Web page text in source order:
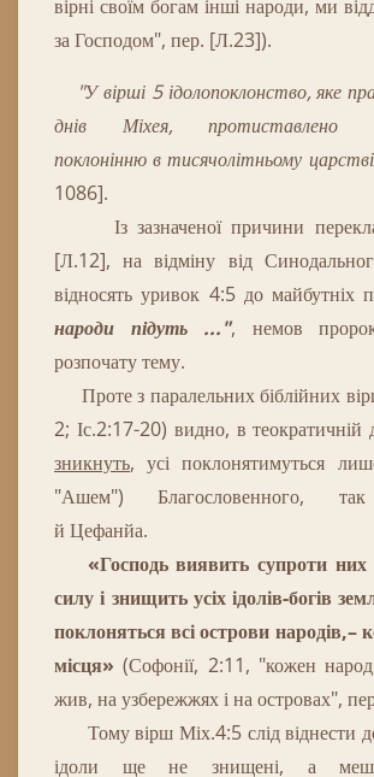
вірні своїм богам інші народи, ми
за Господом", пер. [Л.23]).
"У вірші 5 ідолопоклонство, яке
днів Міхея, протиставлено
поклонінню в тисячолітньому
1086].
Із зазначеної причини
[Л.12], на відміну від
відносять уривок 4:5 до майбутніх
народи підуть ...", немов
розпочату тему.
Проте з паралельних біблійних
2; Іс.2:17-20) видно, в теократичній
зникнуть, усі поклонятимуться
"Ашем") Благословенного, так
й Цефанйа.
«Господь виявить супроти
силу і знищить усіх ідолів-богів
поклоняться всі острови народів,–
місця»(Софонії, 2:11, "кожен
жив, на узбережжях і на островах",
Тому вірш Міх.4:5 слід віднести
ідоли ще не знищені, а